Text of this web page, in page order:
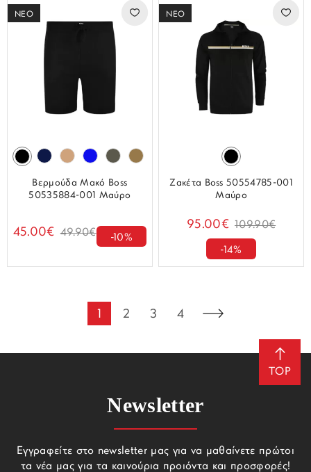
ΝΕΟ
Βερμούδα Μακό Boss
50535884-001 Μαύρο
45.00€ 49.90€ -10%
ΝΕΟ
Ζακέτα Boss 50554785-001
Μαύρο
95.00€ 109.90€
-14%
1 2 3 4
TOP
Newsletter
Εγγραφείτε στο newsletter μας για να μαθαίνετε πρώτοι
τα νέα μας για τα καινούρια προιόντα και προσφορές!